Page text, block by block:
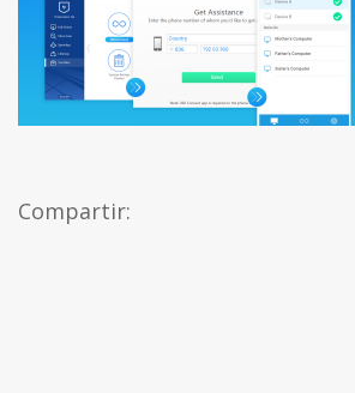
Compartir: